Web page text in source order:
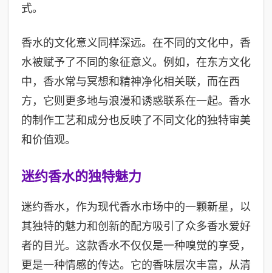
式。
香水的文化意义同样深远。在不同的文化中，香
水被赋予了不同的象征意义。例如，在东方文化
中，香水常与冥想和精神净化相关联，而在西
方，它则更多地与浪漫和诱惑联系在一起。香水
的制作工艺和成分也反映了不同文化的独特审美
和价值观。
迷约香水的独特魅力
迷约香水，作为现代香水市场中的一颗新星，以
其独特的魅力和创新的配方吸引了众多香水爱好
者的目光。这款香水不仅仅是一种嗅觉的享受，
更是一种情感的传达。它的香味层次丰富，从清